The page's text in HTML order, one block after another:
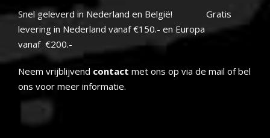
Snel geleverd in Nederland en België! Gratis
levering in Nederland vanaf €150.- en Europa
vanaf €200.-
Neem vrijblijvend contact met ons op via de mail of bel
ons voor meer informatie.